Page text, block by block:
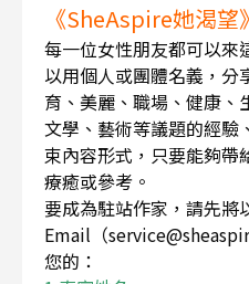
《SheAspire她渴
每一位女性朋友都可以來
以用個人或團體名義，分
育、美麗、職場、健康、
文學、藝術等議題的經驗
束內容形式，只要能夠帶
療癒或參考。
要成為駐站作家，請先將
Email（
您的：